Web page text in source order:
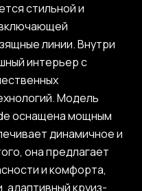
стильной и
линии. Внутри
интерьер с
Модель
оснащена мощным
динамичное и
она предлагает
и комфорта,
адаптивный круиз-